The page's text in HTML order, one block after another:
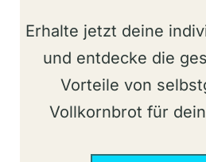
Erhalte jetzt deine
und entdecke die
Vorteile von
Vollkornbrot für